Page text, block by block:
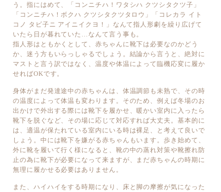
う。指にはめて、「コンニチハ！ワタシハ クツシタクツ子」
「コンニチハ！ボクハ クツシタクツタロウ」「コレカラ イト
コノ タビ子ニ アイニイクヨ！」なんて指人形劇を繰り広げて
いたら日が暮れていた…なんて言う事も。
指人形はともかくとして、赤ちゃんに靴下は必要なのかどう
か、迷う方もいらっしゃるでしょう。結論から言うと、絶対に
マストと言う訳ではなく、温度や体温によって臨機応変に履か
せればOKです。
身体がまだ発達途中の赤ちゃんは、体温調節も未熟で、その時
の温度によって体温も変わります。そのため、例えば冬場のお
出かけで外出する際には靴下を履かせ、暖かい室内に入ったら
靴下を脱ぐなど、その場に応じて対応すれば大丈夫。基本的に
は、適温が保たれている室内にいる時は裸足、と考えて良いで
しょう。中には靴下を嫌がる赤ちゃんもいます。歩き始めて、
外に靴を履いて行く様になると、靴の中の蒸れ対策や靴擦れ防
止の為に靴下が必要になって来ますが、まだ赤ちゃんの時期に
無理に履かせる必要はありません。
また、ハイハイをする時期になり、床と脚の摩擦が気になった